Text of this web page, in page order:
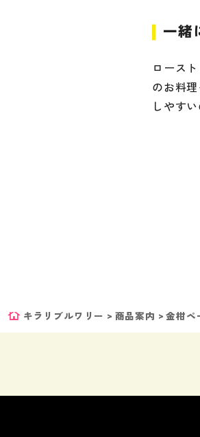
一緒
ロース
のお料
しやす
キラリブルワリー > 商品案内 >金柑ペ